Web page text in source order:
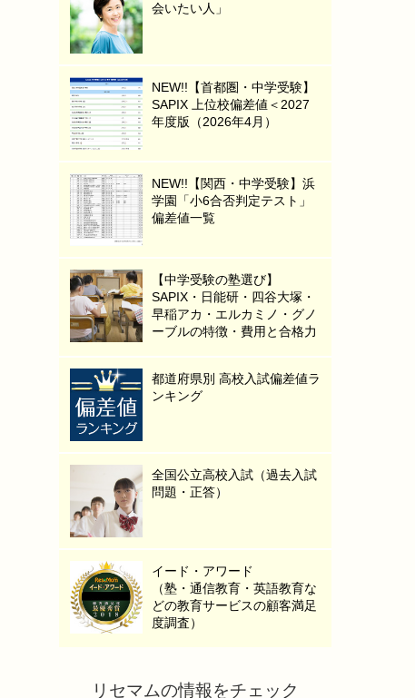
会いたい人」
NEW!!【首都圏・中学受験】
SAPIX 上位校偏差値＜2027
年度版（2026年4月）
NEW!!【関西・中学受験】浜
学園「小6合否判定テスト」
偏差値一覧
【中学受験の塾選び】
SAPIX・日能研・四谷大塚・
早稲アカ・エルカミノ・グノ
ーブルの特徴・費用と合格力
都道府県別 高校入試偏差値ラ
ンキング
全国公立高校入試（過去入試
問題・正答）
イード・アワード
（塾・通信教育・英語教育な
どの教育サービスの顧客満足
度調査）
リセマムの情報をチェック